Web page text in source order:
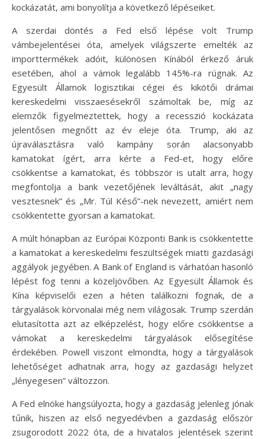
kockázatát, ami bonyolítja a következő lépéseiket.
A szerdai döntés a Fed első lépése volt Trump
vámbejelentései óta, amelyek világszerte emelték az
importtermékek adóit, különösen Kínából érkező áruk
esetében, ahol a vámok legalább 145%-ra rúgnak. Az
Egyesült Államok logisztikai cégei és kikötői drámai
kereskedelmi visszaesésekről számoltak be, míg az
elemzők figyelmeztettek, hogy a recesszió kockázata
jelentősen megnőtt az év eleje óta. Trump, aki az
újraválasztásra való kampány során alacsonyabb
kamatokat ígért, arra kérte a Fed-et, hogy előre
csökkentse a kamatokat, és többször is utalt arra, hogy
megfontolja a bank vezetőjének leváltását, akit „nagy
vesztesnek” és „Mr. Túl Késő”-nek nevezett, amiért nem
csökkentette gyorsan a kamatokat.
A múlt hónapban az Európai Központi Bank is csökkentette
a kamatokat a kereskedelmi feszültségek miatti gazdasági
aggályok jegyében. A Bank of England is várhatóan hasonló
lépést fog tenni a közeljövőben. Az Egyesült Államok és
Kína képviselői ezen a héten találkozni fognak, de a
tárgyalások körvonalai még nem világosak. Trump szerdán
elutasította azt az elképzelést, hogy előre csökkentse a
vámokat a kereskedelmi tárgyalások elősegítése
érdekében. Powell viszont elmondta, hogy a tárgyalások
lehetőséget adhatnak arra, hogy az gazdasági helyzet
„lényegesen” változzon.
A Fed elnöke hangsúlyozta, hogy a gazdaság jelenleg jónak
tűnik, hiszen az első negyedévben a gazdaság először
zsugorodott 2022 óta, de a hivatalos jelentések szerint